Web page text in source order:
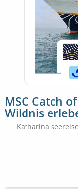
MSC Catch
Wildnis
Katharina